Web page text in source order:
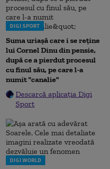
DIGI SPORT
Suma uriașă care i se reține
lui Cornel Dinu din pensie,
după ce a pierdut procesul
cu finul său, pe care l-a
numit "canalie"
Descarcă aplicația Digi
Sport
DIGI WORLD